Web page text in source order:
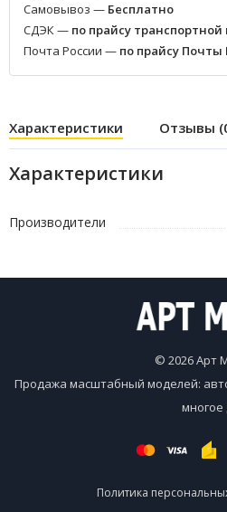
Самовывоз — Бесплатно
СДЭК — по прайсу
Почта России — по прайсу Почты
Характеристики Отзывы
Характеристики
Производители
© 2026 Арт
Продажа масштабный моделей:
многое
Политика